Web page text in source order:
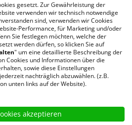
AGB Impressum
Google-Rezensionen
★★★★ ★
4,8 von 5 Sternen
gesetzt. Zur Gewährleistung der
verwenden wir technisch notwendige
sind, verwenden wir Cookies
Performance, für Marketing und/oder
Sie festlegen möchten, welche der
werden dürfen, so klicken Sie auf
" um eine detaillierte Beschreibung der
Cookies und Informationen über die
sowie diese Einstellungen
nachträglich abzuwählen. (z.B.
unten links auf der Website).
akzeptieren